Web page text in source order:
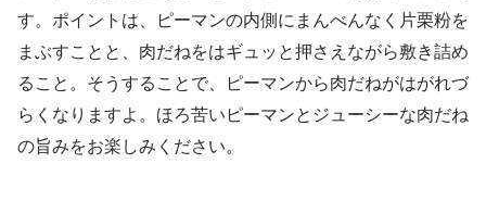
す。ポイントは、ピーマンの内側にまんべんなく片栗粉を
まぶすことと、肉だねをはギュッと押さえながら敷き詰め
ること。そうすることで、ピーマンから肉だねがはがれづ
らくなりますよ。ほろ苦いピーマンとジューシーな肉だね
の旨みをお楽しみください。